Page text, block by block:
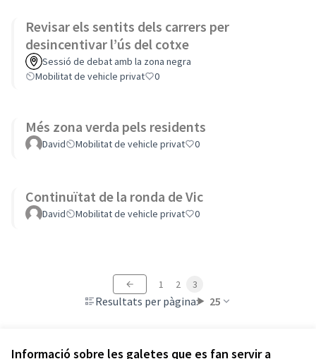
Informació sobre les galetes que es fan servir a
Revisar els sentits dels carrers per
desincentivar l’ús del cotxe
Sessió de debat amb la zona negra
Mobilitat de vehicle privat
0
Més zona verda pels residents
David Mobilitat de vehicle privat 0
Continuïtat de la ronda de Vic
David Mobilitat de vehicle privat 0
Resultats per pàgina: 25
1 2 3